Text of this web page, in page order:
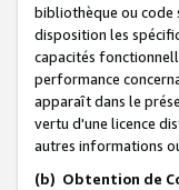
bibliothèque ou code
disposition les
capacités
performance
apparaît dans le
vertu d'une licence
autres informations
(b) Obtention de